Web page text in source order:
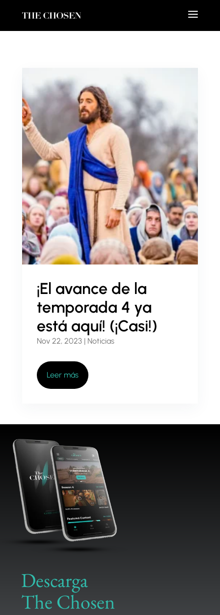
APOYAR
¡El avance de la
temporada 4 ya
está aquí! (¡Casi!)
Nov 22, 2023| Noticias
Leer más
Descarga
The Chosen